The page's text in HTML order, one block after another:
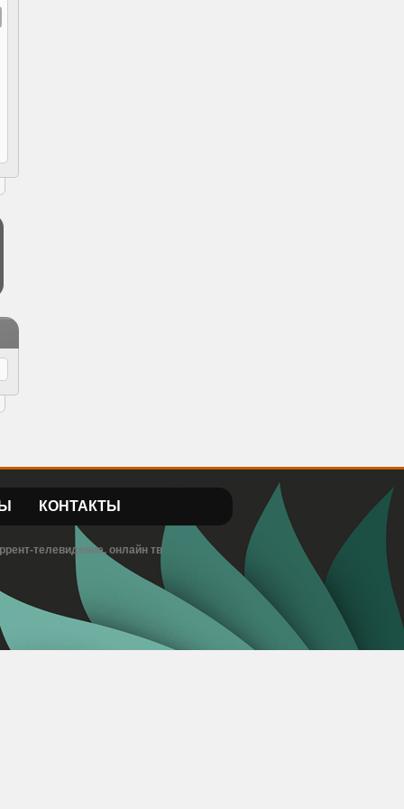
КОНТАКТЫ
телевидение, онлайн тв